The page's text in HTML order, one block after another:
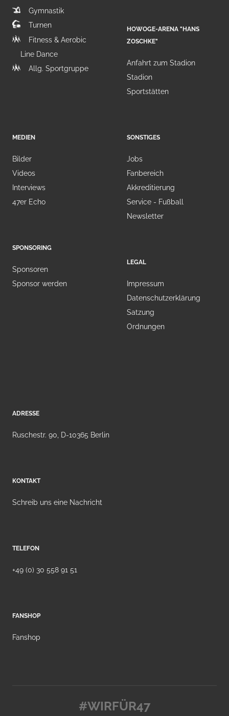
Gymnastik
Turnen
Fitness & Aerobic
Line Dance
Allg. Sportgruppe
HOWOGE-ARENA "HANS
ZOSCHKE"
Anfahrt zum Stadion
Stadion
Sportstätten
MEDIEN
Bilder
Videos
Interviews
47er Echo
SPONSORING
Sponsoren
Sponsor werden
SONSTIGES
Jobs
Fanbereich
Akkreditierung
Service - Fußball
Newsletter
LEGAL
Impressum
Datenschutzerklärung
Satzung
Ordnungen
ADRESSE
Ruschestr. 90, D-10365 Berlin
KONTAKT
Schreib uns eine Nachricht
TELEFON
+49 (0) 30 558 91 51
FANSHOP
Fanshop
#WIRFÜR47